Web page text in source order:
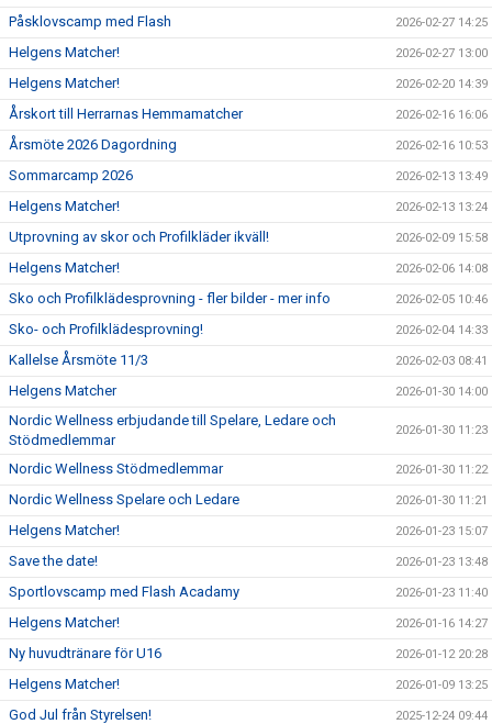
Påsklovscamp med Flash 2026-02-27 14:25
Helgens Matcher! 2026-02-27 13:00
Helgens Matcher! 2026-02-20 14:39
Årskort till Herrarnas Hemmamatcher 2026-02-16 16:06
Årsmöte 2026 Dagordning 2026-02-16 10:53
Sommarcamp 2026 2026-02-13 13:49
Helgens Matcher! 2026-02-13 13:24
Utprovning av skor och Profilkläder ikväll! 2026-02-09 15:58
Helgens Matcher! 2026-02-06 14:08
Sko och Profilklädesprovning - fler bilder - mer info 2026-02-05 10:46
Sko- och Profilklädesprovning! 2026-02-04 14:33
Kallelse Årsmöte 11/3 2026-02-03 08:41
Helgens Matcher 2026-01-30 14:00
Nordic Wellness erbjudande till Spelare, Ledare och
Stödmedlemmar
2026-01-30 11:23
Nordic Wellness Stödmedlemmar 2026-01-30 11:22
Nordic Wellness Spelare och Ledare 2026-01-30 11:21
Helgens Matcher! 2026-01-23 15:07
Save the date! 2026-01-23 13:48
Sportlovscamp med Flash Acadamy 2026-01-23 11:40
Helgens Matcher! 2026-01-16 14:27
Ny huvudtränare för U16 2026-01-12 20:28
Helgens Matcher! 2026-01-09 13:25
God Jul från Styrelsen! 2025-12-24 09:44